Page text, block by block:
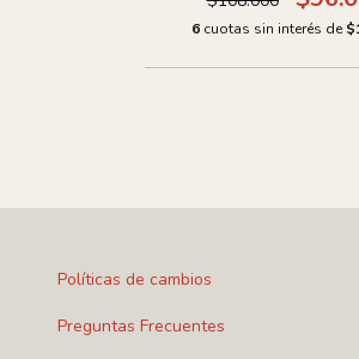
6 cuotas sin interés de
Políticas de cambios
Preguntas Frecuentes